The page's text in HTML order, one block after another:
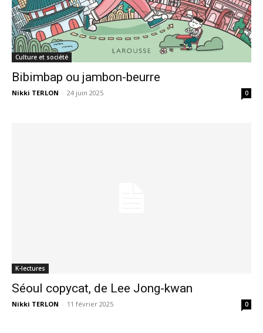
Culture et société
Bibimbap ou jambon-beurre
Nikki TERLON - 24 juin 2025 0
K-lectures
Séoul copycat, de Lee Jong-kwan
Nikki TERLON - 11 février 2025 0